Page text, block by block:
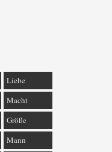
Liebe
Macht
Größe
Mann